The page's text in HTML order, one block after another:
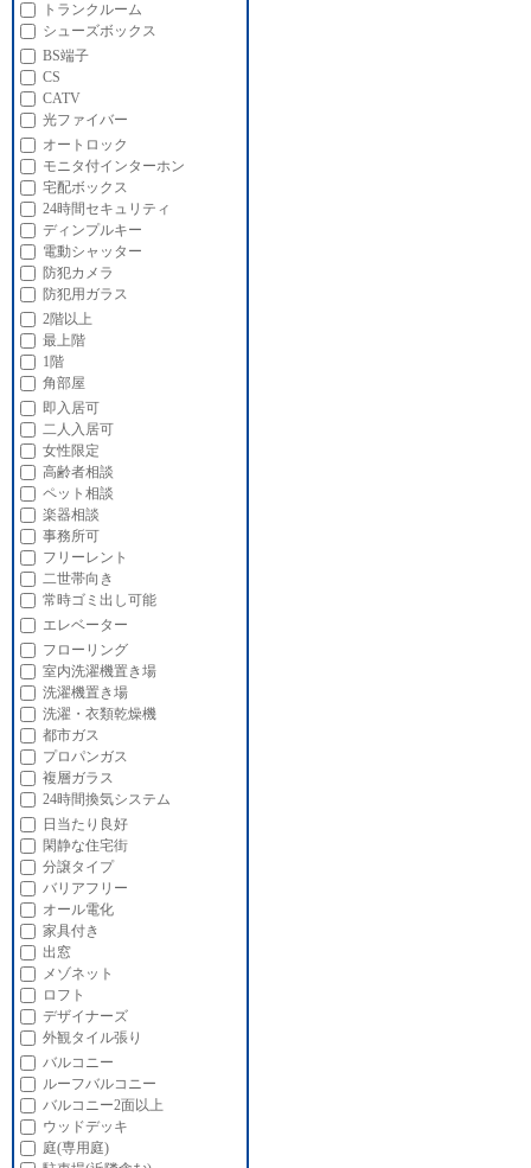
トランクルーム
シューズボックス
BS端子
CS
CATV
光ファイバー
オートロック
モニタ付インターホン
宅配ボックス
24時間セキュリティ
ディンプルキー
電動シャッター
防犯カメラ
防犯用ガラス
2階以上
最上階
1階
角部屋
即入居可
二人入居可
女性限定
高齢者相談
ペット相談
楽器相談
事務所可
フリーレント
二世帯向き
常時ゴミ出し可能
エレベーター
フローリング
室内洗濯機置き場
洗濯機置き場
洗濯・衣類乾燥機
都市ガス
プロパンガス
複層ガラス
24時間換気システム
日当たり良好
閑静な住宅街
分譲タイプ
バリアフリー
オール電化
家具付き
出窓
メゾネット
ロフト
デザイナーズ
外観タイル張り
バルコニー
ルーフバルコニー
バルコニー2面以上
ウッドデッキ
庭(専用庭)